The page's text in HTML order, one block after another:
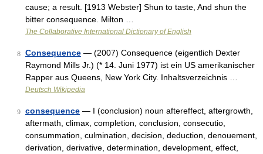
cause; a result. [1913 Webster] Shun to taste, And shun the
bitter consequence. Milton …
The Collaborative International Dictionary of English
8 Consequence — (2007) Consequence (eigentlich Dexter
Raymond Mills Jr.) (* 14. Juni 1977) ist ein US amerikanischer
Rapper aus Queens, New York City. Inhaltsverzeichnis …
Deutsch Wikipedia
9 consequence — I (conclusion) noun aftereffect, aftergrowth,
aftermath, climax, completion, conclusion, consecutio,
consummation, culmination, decision, deduction, denouement,
derivation, derivative, determination, development, effect,